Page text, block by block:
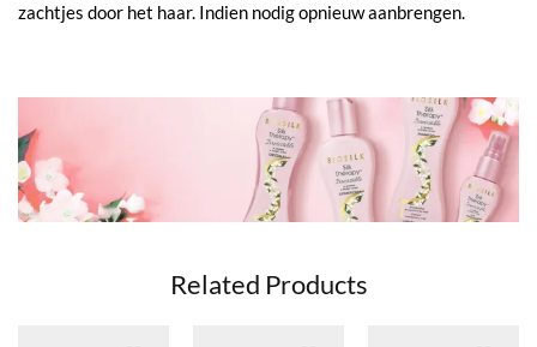
zachtjes door het haar. Indien nodig opnieuw aanbrengen.
Related Products